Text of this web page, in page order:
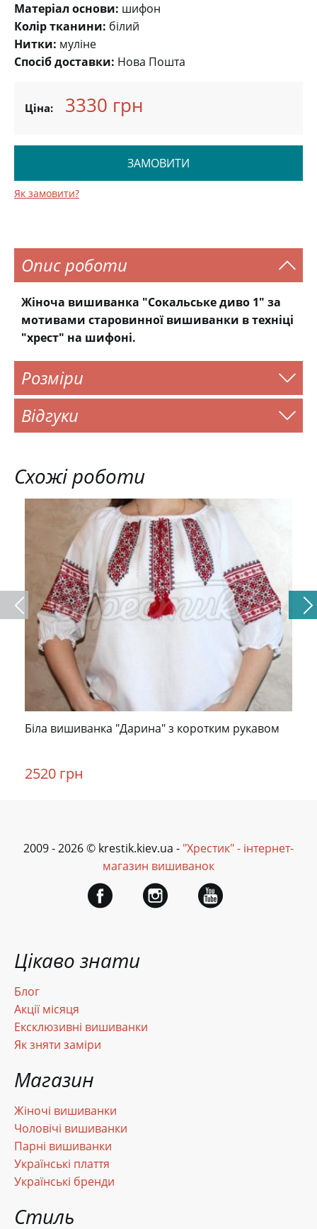
Матеріал основи: шифон
Колір тканини: білий
Нитки: муліне
Спосіб доставки: Нова Пошта
Ціна: 3330 грн
ЗАМОВИТИ
Як замовити?
Опис роботи
Жіноча вишиванка "Сокальське диво 1" за
мотивами старовинної вишиванки в техніці
"хрест" на шифоні.
Розміри
Відгуки
Схожі роботи
Біла вишиванка "Дарина" з коротким рукавом
2520 грн
Цікаво знати
Блог
Акції місяця
Ексклюзивні вишиванки
Як зняти заміри
Магазин
Жіночі вишиванки
Чоловічі вишиванки
Парні вишиванки
Українські плаття
Українські бренди
Стиль
2009 - 2026 © krestik.kiev.ua - "Хрестик" - інтернет-
магазин вишиванок